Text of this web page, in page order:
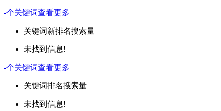
-个关键词查看更多
关键词新排名搜索量
未找到信息!
-个关键词查看更多
关键词排名搜索量
未找到信息!